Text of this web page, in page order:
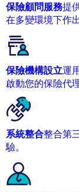
保險顧問服務提
在多變環境下作
保險機構設立運
啟動您的保險代
系統整合整合第
驗。